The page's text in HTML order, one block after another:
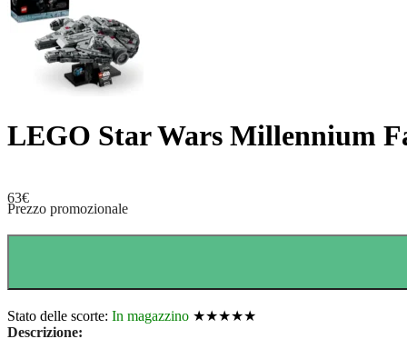
LEGO Star Wars Millennium
63€
Prezzo promozionale
Stato delle scorte: In magazzino ★★★★★
Descrizione: